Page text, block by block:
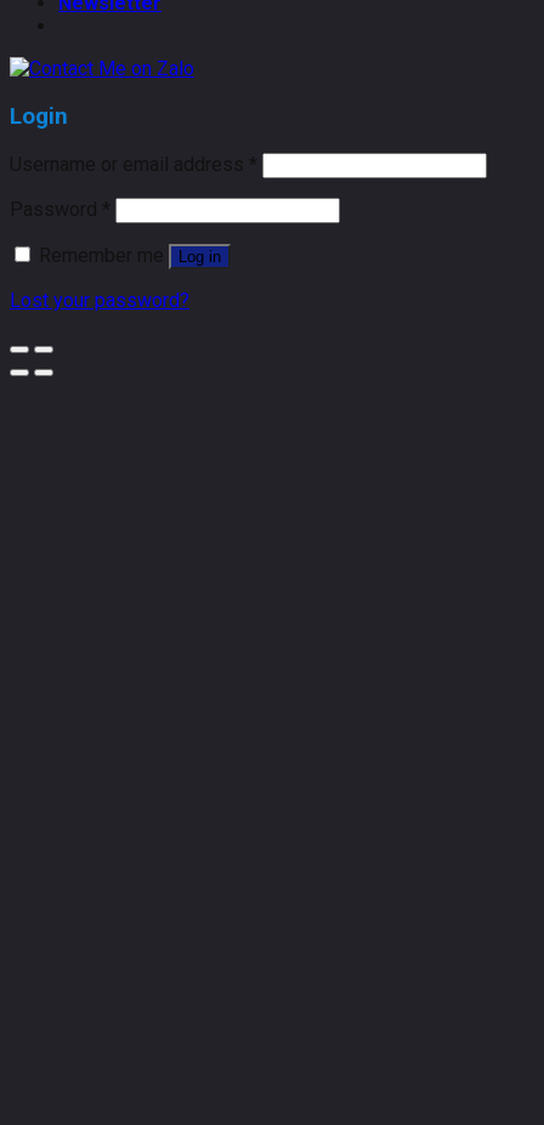
Login
Username or email address *
Password *
Remember me
Log in
Lost your password?